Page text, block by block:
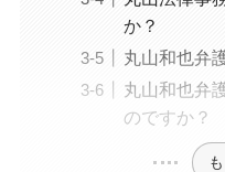
か？
丸山和也弁
丸山和也弁
のですか？